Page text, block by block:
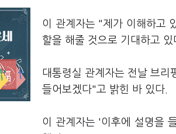
이 관계자는 "제가 이해하고
할을 해줄 것으로 기대하고 있
대통령실 관계자는 전날 브리
들어보겠다"고 밝힌 바 있다.
이 관계자는 '이후에 설명을